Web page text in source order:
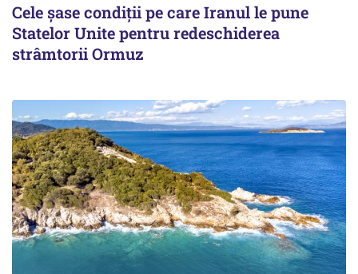
Cele șase condiții pe care Iranul le pune
Statelor Unite pentru redeschiderea
strâmtorii Ormuz